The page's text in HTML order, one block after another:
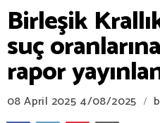
Birleşik
suç
rapor
08 April 2025 4/08/2025 /